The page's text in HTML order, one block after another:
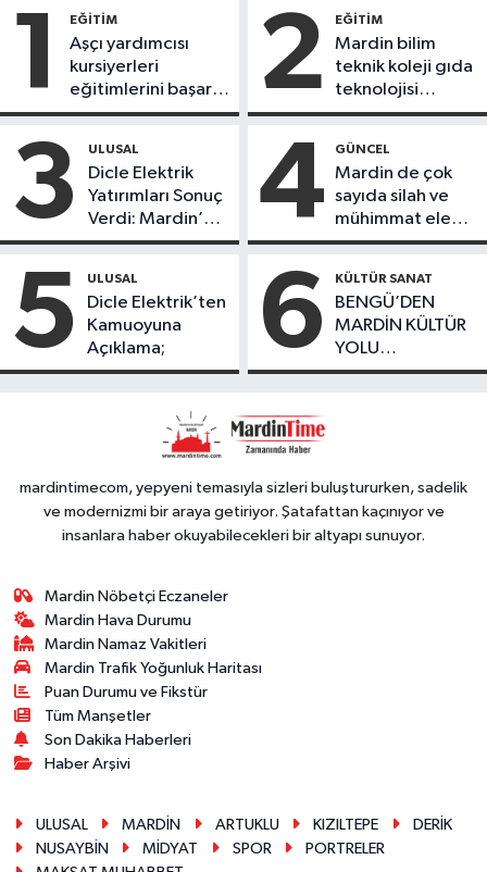
1 EĞİTİM
Aşçı yardımcısı
kursiyerleri
eğitimlerini başarı
ile tamamladı
2 EĞİTİM
Mardin bilim
teknik koleji gıda
teknolojisi
öğrencileri
ürünlerini satarak
köydeki
çoçuklara kitap
desteğinde
bulundu
3 ULUSAL
Dicle Elektrik
Yatırımları Sonuç
Verdi: Mardin’de
Kayıp Kaçak
Düşüş
4 GÜNCEL
Mardin de çok
sayıda silah ve
mühimmat ele
geçirildi
5 ULUSAL
Dicle Elektrik’ten
Kamuoyuna
Açıklama;
6 KÜLTÜR SANAT
BENGÜ’DEN
MARDİN KÜLTÜR
YOLU
FESTIVALİ’NDE
mardintimecom, yepyeni temasıyla sizleri buluştururken, sadelik
ve modernizmi bir araya getiriyor. Şatafattan kaçınıyor ve
insanlara haber okuyabilecekleri bir altyapı sunuyor.
Mardin Nöbetçi Eczaneler
Mardin Hava Durumu
Mardin Namaz Vakitleri
Mardin Trafik Yoğunluk Haritası
Puan Durumu ve Fikstür
Tüm Manşetler
Son Dakika Haberleri
Haber Arşivi
ULUSAL MARDİN ARTUKLU KIZILTEPE
DERİK
NUSAYBİN
MİDYAT SPOR
PORTRELER